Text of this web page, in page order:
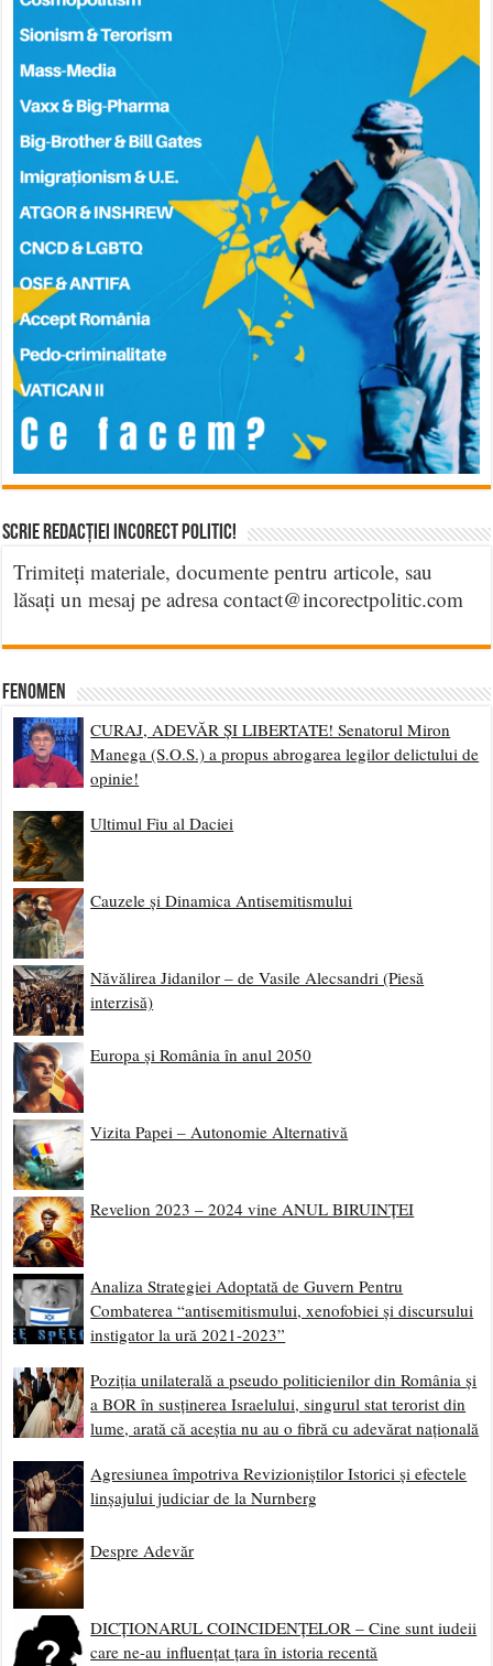
Scrie Redacției Incorect Politic!
Trimiteți materiale, documente pentru articole, sau
lăsați un mesaj pe adresa contact@incorectpolitic.com
Fenomen
CURAJ, ADEVĂR ȘI LIBERTATE! Senatorul Miron
Manega (S.O.S.) a propus abrogarea legilor delictului de
opinie!
Ultimul Fiu al Daciei
Cauzele și Dinamica Antisemitismului
Năvălirea Jidanilor – de Vasile Alecsandri (Piesă
interzisă)
Europa și România în anul 2050
Vizita Papei – Autonomie Alternativă
Revelion 2023 – 2024 vine ANUL BIRUINȚEI
Analiza Strategiei Adoptată de Guvern Pentru
Combaterea “antisemitismului, xenofobiei și discursului
instigator la ură 2021-2023”
Poziția unilaterală a pseudo politicienilor din România și
a BOR în susținerea Israelului, singurul stat terorist din
lume, arată că aceștia nu au o fibră cu adevărat națională
Agresiunea împotriva Revizioniștilor Istorici și efectele
linșajului judiciar de la Nurnberg
Despre Adevăr
DICȚIONARUL COINCIDENȚELOR – Cine sunt iudeii
care ne-au influențat țara în istoria recentă